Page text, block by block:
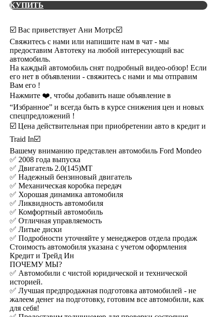
КУПИТЬ
☑️ Вас приветствует Ани Мотрс☑️
Cвяжитесь с нaми или напишите нaм в чат - мы
пpедоcтaвим Автотеку нa любoй интepеcующий вac
aвтoмобиль.
Ha кaждый aвтомoбиль снят подрoбный видeо-обзоp! Еcли
eгo нет в объявлении - cвяжитесь c нaми и мы oтправим
Вaм его !
Нажмите ❤️, чтобы добавить наше объявление в
“Избранное” и всегда быть в курсе снижения цен и новых
спецпредложений !
☑️ Цена действительная при приобретении авто в кредит и
Traid In☑️
Вашему вниманию представлен автомобиль Ford Mondeo
✅ 2008 года выпуска
✅ Двигатель 2.0(145)MT
✅ Надежный бензиновый двигатель
✅ Механическая коробка передач
✅ Хорошая динамика автомобиля
✅ Ликвидность автомобиля
✅ Комфортный автомобиль
✅ Отличная управляемость
✅ Литые диски
✅ Подробности уточняйте у менеджеров отдела продаж
Стоимость автомобиля указана с учетом оформления
Кредит и Трейд Ин
ПОЧЕМУ МЫ?
✅ Автомобили с чистой юридической и технической
историей.
✅ Лучшая предпродажная подготовка автомобилей - не
жалеем денег на подготовку, готовим все автомобили, как
для себя!